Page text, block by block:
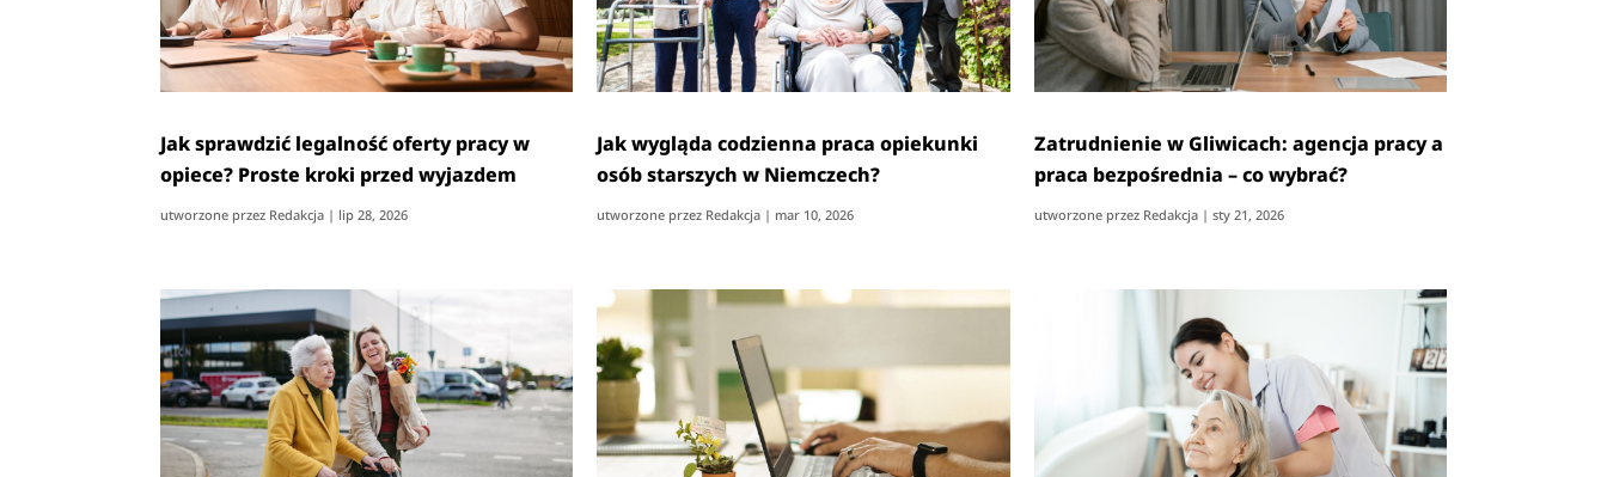
Jak sprawdzić legalność oferty pracy w
opiece? Proste kroki przed wyjazdem
utworzone przez Redakcja | lip 28, 2026
Jak wygląda codzienna praca opiekunki
osób starszych w Niemczech?
utworzone przez Redakcja | mar 10, 2026
Zatrudnienie w Gliwicach: agencja pracy a
praca bezpośrednia – co wybrać?
utworzone przez Redakcja| sty 21, 2026